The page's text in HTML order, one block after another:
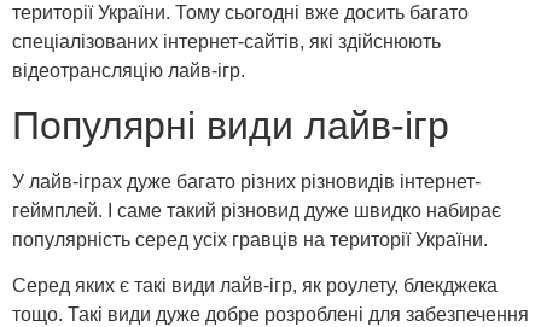
території України. Тому сьогодні вже досить багато
спеціалізованих інтернет-сайтів, які здійснюють
відеотрансляцію лайв-ігр.
Популярні види лайв-ігр
У лайв-іграх дуже багато різних різновидів інтернет-
геймплей. І саме такий різновид дуже швидко набирає
популярність серед усіх гравців на території України.
Серед яких є такі види лайв-ігр, як роулету, блекджека
тощо. Такі види дуже добре розроблені для забезпечення